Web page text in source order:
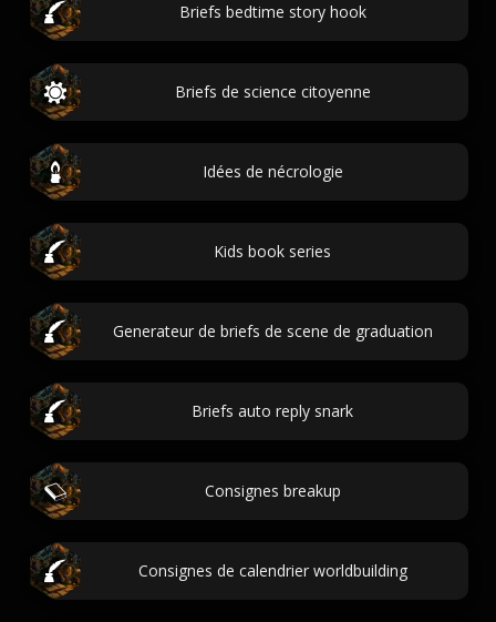
Briefs bedtime story hook
Briefs de science citoyenne
Idées de nécrologie
Kids book series
Generateur de briefs de scene de graduation
Briefs auto reply snark
Consignes breakup
Consignes de calendrier worldbuilding